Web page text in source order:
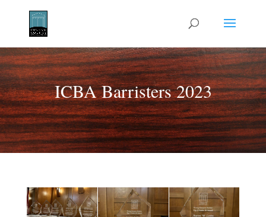
ICBA Barristers 2023